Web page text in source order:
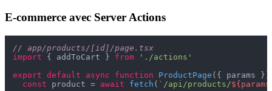
E-commerce avec Server Actions
// app/products/[id]/page.tsx
import { addToCart } from
'./actions'
export default async function ProductPage ( { params }
const product = await fetch ( `/api/products/